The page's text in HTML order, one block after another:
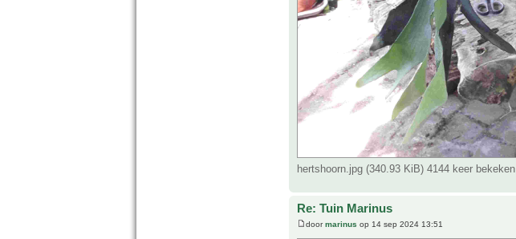
hertshoorn.jpg (340.93 KiB) 4144 keer bekeken
Re: Tuin Marinus
doormarinus op 14 sep 2024 13:51